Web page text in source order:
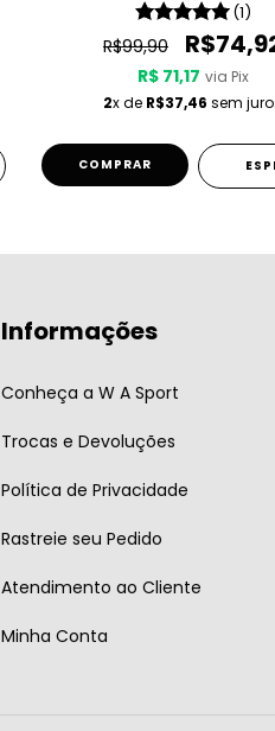
(1)
R$99,90
R$ 71,17 via Pix
2x de R$37,46 sem
COMPRAR
Informações
Conheça a W A Sport
Trocas e Devoluções
Política de Privacidade
Rastreie seu Pedido
Atendimento ao Cliente
Minha Conta